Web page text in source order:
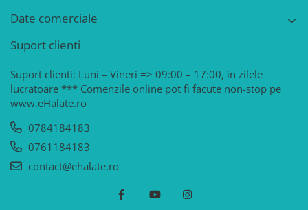
Date comerciale
Suport clienti
Suport clienti: Luni – Vineri => 09:00 – 17:00, in zilele
lucratoare *** Comenzile online pot fi facute non-stop pe
www.eHalate.ro
0784184183
0761184183
contact@ehalate.ro